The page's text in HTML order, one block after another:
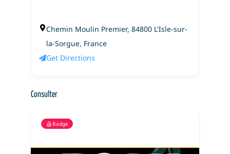
Chemin Moulin Premier, 84800 L'Isle-sur-
la-Sorgue, France
Get Directions
Consulter
Badge